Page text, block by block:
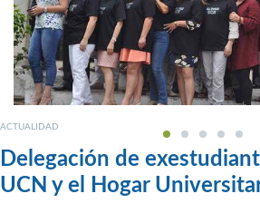
ACTUALIDAD
Delegación de
UCN y el Hogar